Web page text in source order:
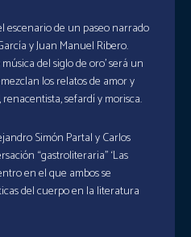
escenario de un paseo narrado
y Juan Manuel Ribero.
del siglo de oro’ será un
los relatos de amor y
sefardí y morisca.
Simón Partal y Carlos
“gastroliteraria” ‘Las
en el que ambos se
del cuerpo en la literatura